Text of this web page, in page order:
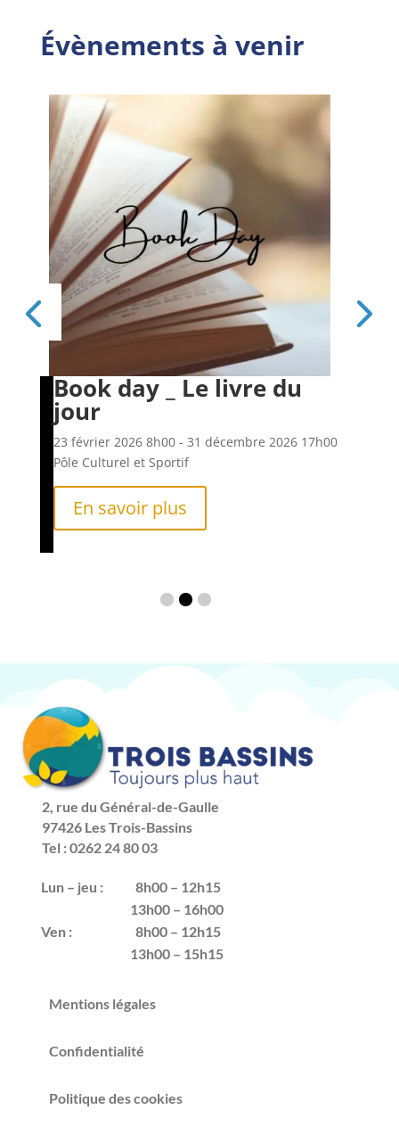
Évènements à venir
Book day _ Le livre du
jour
23 février 20268h00- 31 décembre 202617h00
Pôle Culturel et Sportif
En savoir plus
2, rue du Général-de-Gaulle
97426 Les Trois-Bassins
Tel : 0262 24 80 03
Lun – jeu :
8h00 – 12h15
13h00 – 16h00
Ven :
8h00 – 12h15
13h00 – 15h15
Mentions légales
Confidentialité
Politique des cookies